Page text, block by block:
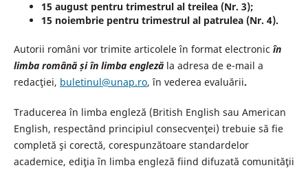
15 august pentru trimestrul al treilea (Nr. 3);
15 noiembrie pentru trimestrul al patrulea (Nr. 4).
Autorii români vor trimite articolele în format electronic în
limba română și în limba englezăla adresa de e-mail a
redacţiei, buletinul@unap.ro, în vederea evaluării.
Traducerea în limba engleză (British English sau American
English, respectând principiul consecvenţei) trebuie să fie
completă şi corectă, corespunzătoare standardelor
academice, ediţia în limba engleză fiind difuzată comunităţii